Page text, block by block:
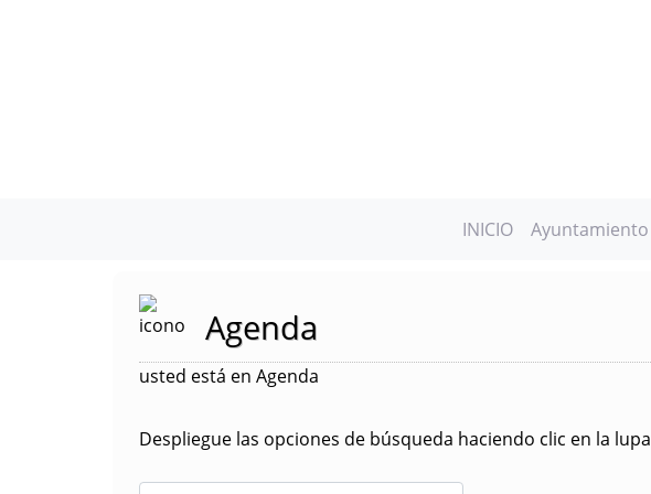
INICIO Ayuntamiento
Agenda
usted está en Agenda
Despliegue las opciones de búsqueda haciendo clic en la lupa